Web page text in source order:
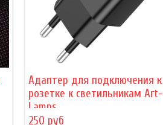
Адаптер для подключения к
розетке к светильникам Art-
Lamps
250 руб